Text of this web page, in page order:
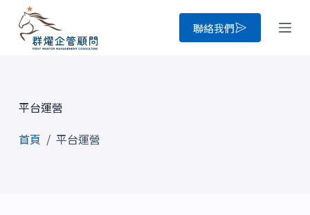
跳
至
容
聯絡我們
平台運營
首頁 / 平台運營